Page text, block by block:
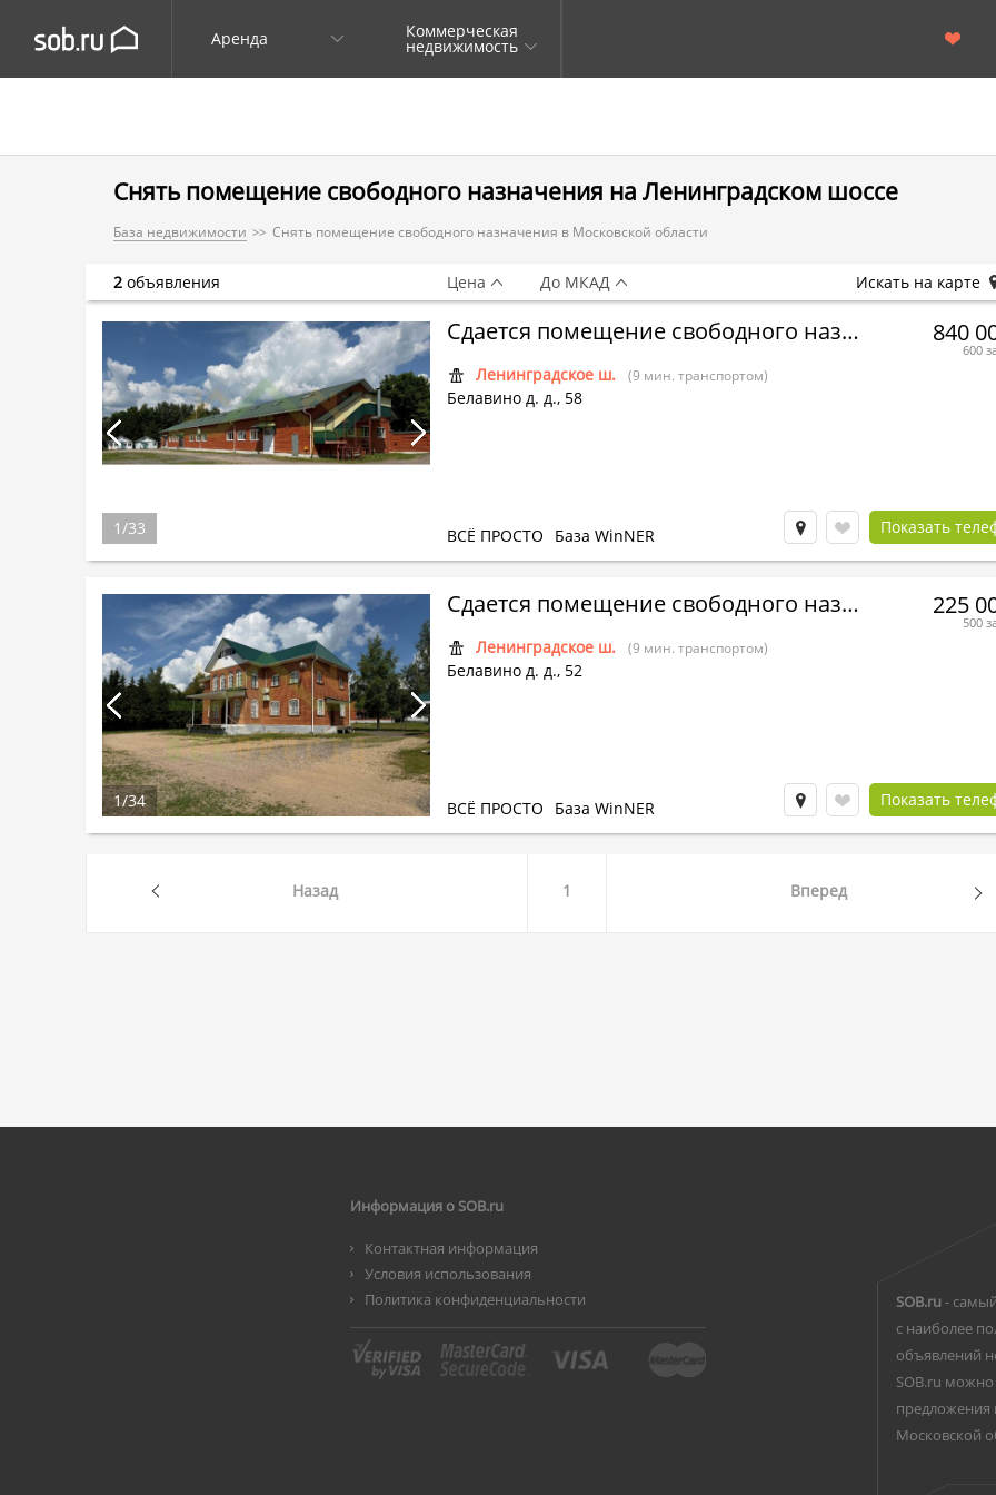
Аренда Коммерческая
недвижимость
Снять помещение свободного назначения на Ленинградском шоссе
База недвижимости Снять помещение свободного назначения в Московской области
Сдается помещение свободного назначения
Ленинградское ш. (9 мин. транспортом)
Белавино д. д., 58
840
600
ВСЁ ПРОСТО База WinNER Показать
1/33
Сдается помещение свободного назначения
Ленинградское ш. (9 мин. транспортом)
Белавино д. д., 52
225
500
ВСЁ ПРОСТО База WinNER Показать
1/34
2 объявления Цена До МКАД Искать на карте
Назад 1 Вперед
Информация о SOB.ru
Контактная информация
Условия использования
Политика конфиденциальности
SOB.ru-
с наиболее
объявлений
SOB.ru можно
Московской